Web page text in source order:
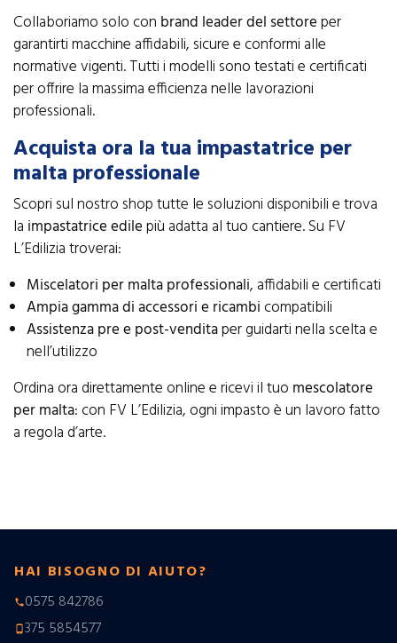
Collaboriamo solo con brand leader del settoreper
garantirti macchine affidabili, sicure e conformi alle
normative vigenti. Tutti i modelli sono testati e certificati
per offrire la massima efficienza nelle lavorazioni
professionali.
Acquista ora la tua impastatrice per
malta professionale
Scopri sul nostro shop tutte le soluzioni disponibili e trova
la impastatrice edilepiù adatta al tuo cantiere. Su FV
L’Edilizia troverai:
Miscelatori per malta professionali, affidabili e certificati
Ampia gamma di accessori e ricambicompatibili
Assistenza pre e post-venditaper guidarti nella scelta e
nell’utilizzo
Ordina ora direttamente online e ricevi il tuo mescolatore
per malta: con FV L’Edilizia, ogni impasto è un lavoro fatto
a regola d’arte.
HAI BISOGNO DI AIUTO?
phone0575 842786
phone_android375 5854577